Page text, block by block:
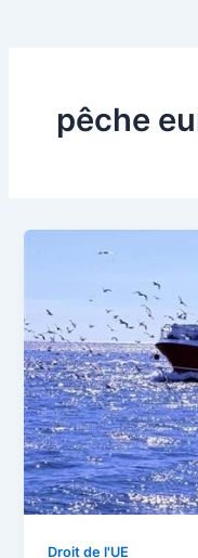
pêche
Droit de l'UE